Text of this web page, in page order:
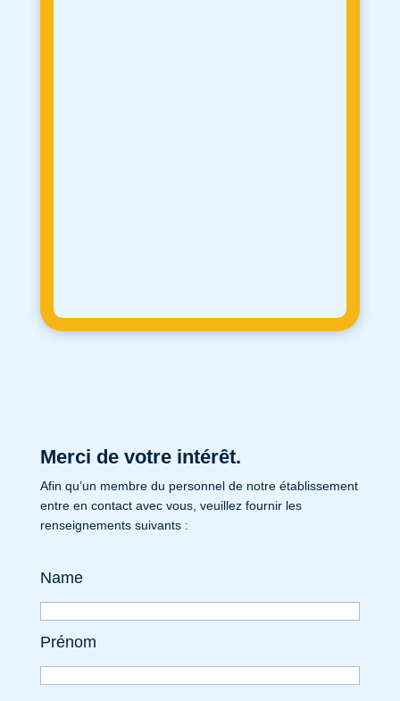
Merci de votre intérêt.
Afin qu’un membre du personnel de notre établissement
entre en contact avec vous, veuillez fournir les
renseignements suivants :
Name
Prénom